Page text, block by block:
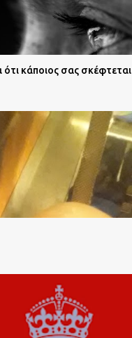
κάποιος σας σκέφτεται